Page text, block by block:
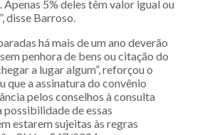
5% deles têm valor igual ou
disse Barroso.
há mais de um ano deverão
penhora de bens ou citação do
a lugar algum”, reforçou o
que a assinatura do convênio
pelos conselhos à consulta
de essas
estarem sujeitas às regras